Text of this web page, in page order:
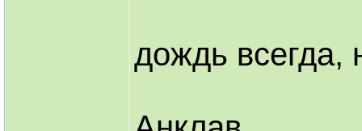
дождь всегда,